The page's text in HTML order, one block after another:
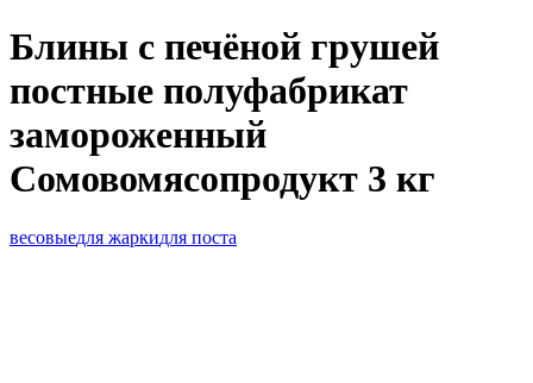
Блины с печёной грушей
постные полуфабрикат
замороженный
Сомовомясопродукт 3 кг
весовыедля жаркидля поста